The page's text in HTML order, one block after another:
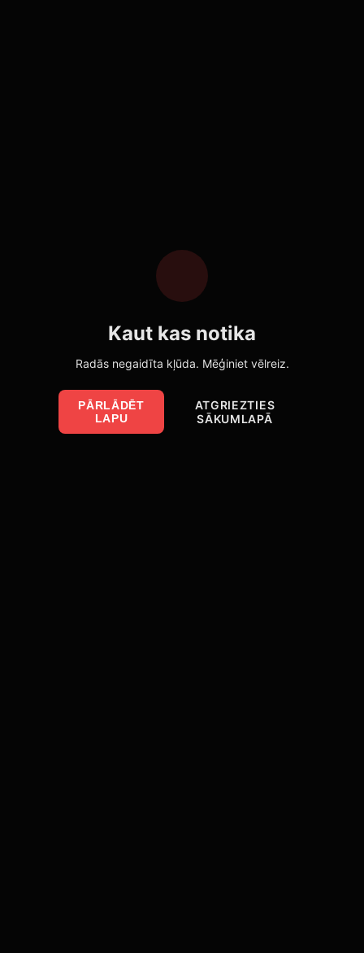
Kaut kas notika
Radās negaidīta kļūda. Mēģiniet vēlreiz.
PĀRLĀDĒT
LAPU
ATGRIEZTIES
SĀKUMLAPĀ